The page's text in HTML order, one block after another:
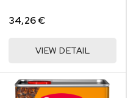
34,26 €
VIEW DETAIL